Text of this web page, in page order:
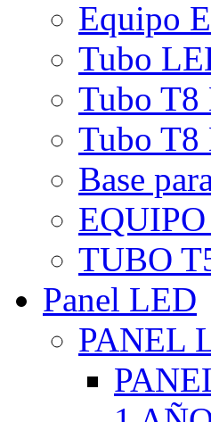
Equipo
Tubo
Tubo T8
Tubo T8
Base
TUBO
Panel LED
PANEL